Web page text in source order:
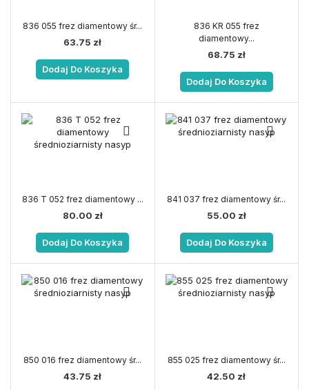
836 055 frez diamentowy śr...
63.75 zł
Dodaj Do Koszyka
836 KR 055 frez
diamentowy...
68.75 zł
Dodaj Do Koszyka
836 T 052 frez diamentowy ...
80.00 zł
Dodaj Do Koszyka
841 037 frez diamentowy śr...
55.00 zł
Dodaj Do Koszyka
850 016 frez diamentowy śr...
43.75 zł
855 025 frez diamentowy śr...
42.50 zł